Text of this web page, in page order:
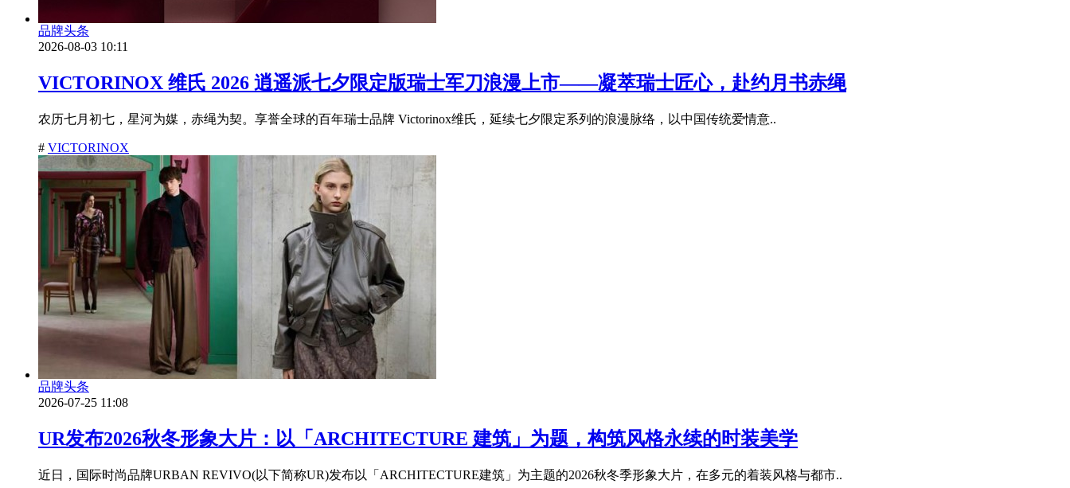
品牌头条
2026-08-03 10:11
VICTORINOX 维氏 2026 逍遥派七夕限定版瑞士军刀浪漫上市——凝萃瑞士匠心，赴约月书赤绳
农历七月初七，星河为媒，赤绳为契。享誉全球的百年瑞士品牌 Victorinox维氏，延续七夕限定系列的浪漫脉络，以中国传统爱情意..
# VICTORINOX
品牌头条
2026-07-25 11:08
UR发布2026秋冬形象大片：以「ARCHITECTURE 建筑」为题，构筑风格永续的时装美学
近日，国际时尚品牌URBAN REVIVO(以下简称UR)发布以「ARCHITECTURE建筑」为主题的2026秋冬季形象大片，在多元的着装风格与都市..